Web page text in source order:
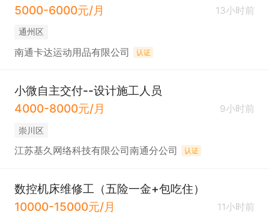
5000-6000元/月
13小时前
通州区
南通卡达运动用品有限公司 认证
小微自主交付--设计施工人员
4000-8000元/月
9小时前
崇川区
江苏基久网络科技有限公司南通分公司 认证
数控机床维修工（五险一金+包吃住）
10000-15000元/月
11小时前